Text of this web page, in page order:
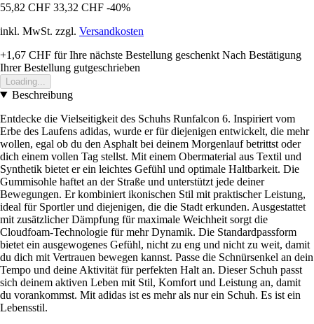
55,82 CHF 33,32 CHF -40%
inkl. MwSt. zzgl. Versandkosten
+1,67 CHF für Ihre nächste Bestellung geschenkt Nach Bestätigung
Ihrer Bestellung gutgeschrieben
Loading...
Beschreibung
Entdecke die Vielseitigkeit des Schuhs Runfalcon 6. Inspiriert vom
Erbe des Laufens adidas, wurde er für diejenigen entwickelt, die mehr
wollen, egal ob du den Asphalt bei deinem Morgenlauf betrittst oder
dich einem vollen Tag stellst. Mit einem Obermaterial aus Textil und
Synthetik bietet er ein leichtes Gefühl und optimale Haltbarkeit. Die
Gummisohle haftet an der Straße und unterstützt jede deiner
Bewegungen. Er kombiniert ikonischen Stil mit praktischer Leistung,
ideal für Sportler und diejenigen, die die Stadt erkunden. Ausgestattet
mit zusätzlicher Dämpfung für maximale Weichheit sorgt die
Cloudfoam-Technologie für mehr Dynamik. Die Standardpassform
bietet ein ausgewogenes Gefühl, nicht zu eng und nicht zu weit, damit
du dich mit Vertrauen bewegen kannst. Passe die Schnürsenkel an dein
Tempo und deine Aktivität für perfekten Halt an. Dieser Schuh passt
sich deinem aktiven Leben mit Stil, Komfort und Leistung an, damit
du vorankommst. Mit adidas ist es mehr als nur ein Schuh. Es ist ein
Lebensstil.